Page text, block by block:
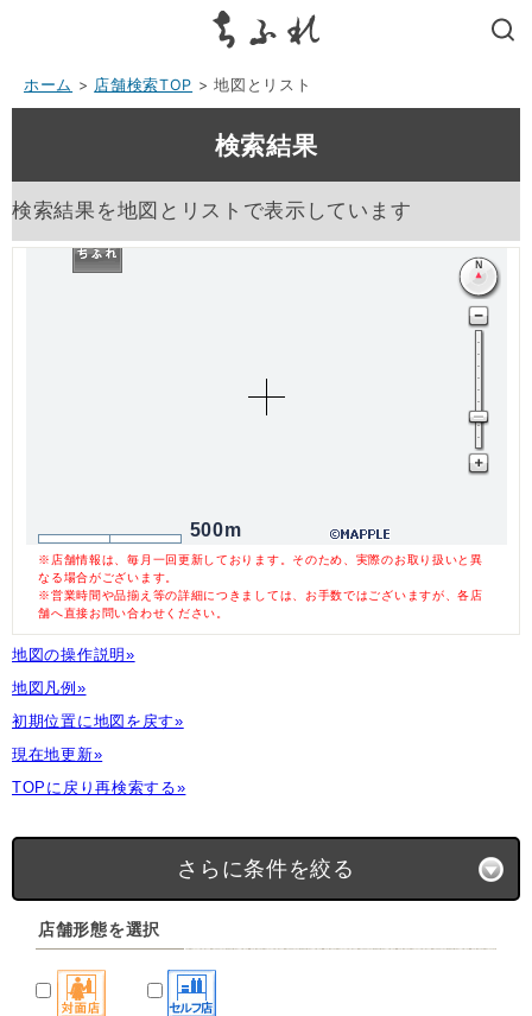
ホーム > 店舗検索TOP > 地図とリスト
検索結果
検索結果を地図とリストで表示しています
500m
※店舗情報は、毎月一回更新しております。そのため、実際のお取り扱いと異
なる場合がございます。
※営業時間や品揃え等の詳細につきましては、お手数ではございますが、各店
舗へ直接お問い合わせください。
地図の操作説明»
地図凡例»
初期位置に地図を戻す»
現在地更新»
TOPに戻り再検索する»
さらに条件を絞る
店舗形態を選択